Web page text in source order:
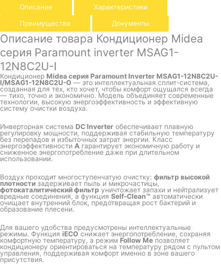
Описание
Характеристики
Преимущества Документы
Описание товара Кондиционер Midea
серия Paramount inverter MSAG1-
12N8C2U-I
Кондиционер Midea серия Paramount Inverter MSAG1-12N8C2U-
I/MSAG1-12N8C2U-O — это интеллектуальная сплит-система,
созданная для тех, кто хочет, чтобы комфорт ощущался всегда
— тихо, точно и экономично. Модель объединяет современные
технологии, высокую энергоэффективность и эффективную
систему очистки воздуха.
Инверторная система DC Inverter обеспечивает плавную
регулировку мощности, поддерживая стабильную температуру
без перепадов и избыточных затрат энергии. Класс
энергоэффективности A гарантирует экономичную работу и
сниженное энергопотребление даже при длительном
использовании.
Воздух проходит многоступенчатую очистку: фильтр высокой
плотности задерживает пыль и микрочастицы,
фотокаталитический фильтр уничтожает запахи и нейтрализует
вредные соединения, а функция Self-Clean™ автоматически
очищает внутренний блок, предотвращая рост бактерий и
образование плесени.
Для вашего удобства предусмотрены интеллектуальные
режимы. Функция iECOснижает энергопотребление, сохраняя
комфортную температуру, а режим Follow Me позволяет
кондиционеру ориентироваться на температуру рядом с пультом
управления, поддерживая комфорт именно в зоне вашего
присутствия.